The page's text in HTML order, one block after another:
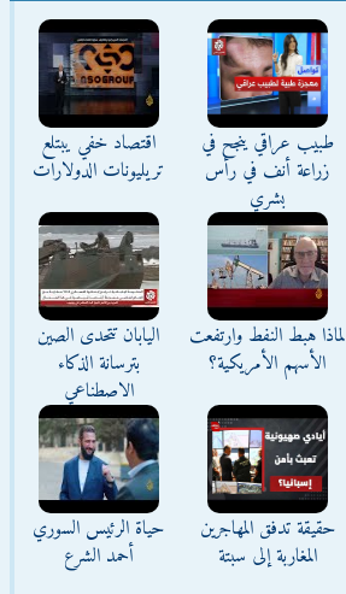
طبيب عراقي ينجح في
زراعة أنف في رأس
بشري
اقتصاد خفي يبتلع
تريليونات الدولارات
لماذا هبط النفط وارتفعت
الأسهم الأمريكية؟
اليابان تتحدى الصين
بترسانة الذكاء
الاصطناعي
حقيقة تدفق المهاجرين
المغاربة إلى سبتة
حياة الرئيس السوري
أحمد الشرع